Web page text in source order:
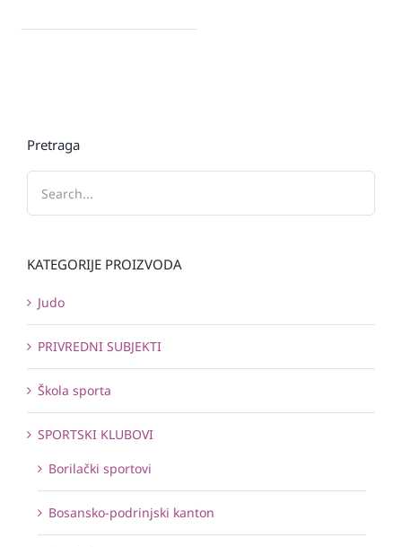
Pretraga
KATEGORIJE PROIZVODA
Judo
PRIVREDNI SUBJEKTI
Škola sporta
SPORTSKI KLUBOVI
Borilački sportovi
Bosansko-podrinjski kanton